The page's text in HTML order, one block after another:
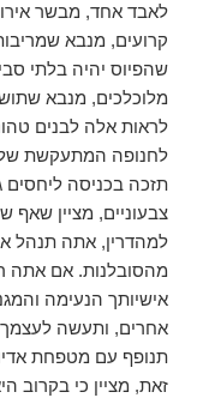
לאבד אחד, מבשר
קרועים, מנבא
שהפיוס יהיה בלתי
מלוכלכים, מנבא
לראות אלה לבנים
לחנופה המתעקשת של
תזכה בכניסה ליחסים
צבעוניים, מציין שאף
למהדרין, אתה תנהל
מהסובלנות. אם אתה
אישיותך הנעימה
אחרים, ותעשה לעצמך
תנופף עם מטפחת
זאת, מציין כי